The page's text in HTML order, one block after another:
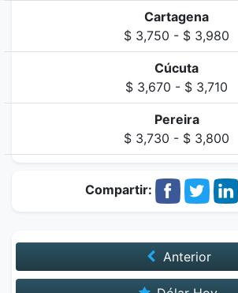
Cartagena
$ 3,750 - $ 3,980
Cúcuta
$ 3,670 - $ 3,710
Pereira
$ 3,730 - $ 3,800
Compartir:
Anterior